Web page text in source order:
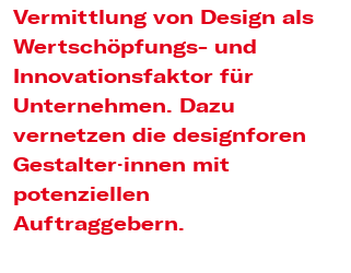
Vermittlung von Design als
Wertschöpfungs- und
Innovationsfaktor für
Unternehmen. Dazu
vernetzen die designforen
Gestalter·innen mit
potenziellen
Auftraggebern.